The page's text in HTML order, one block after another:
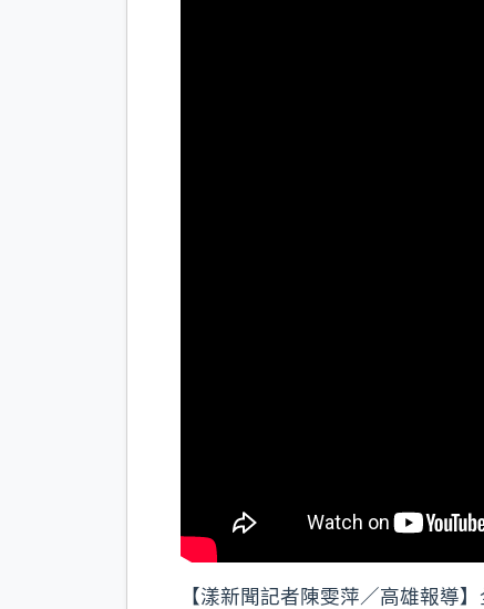
【漾新聞記者陳雯萍／高雄報導